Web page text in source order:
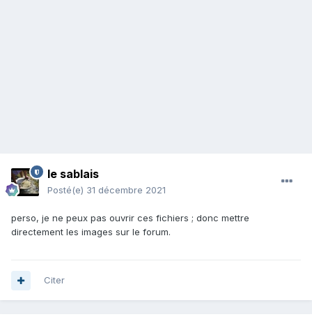
le sablais
Posté(e) 31 décembre 2021
perso, je ne peux pas ouvrir ces fichiers ; donc mettre
directement les images sur le forum.
Citer